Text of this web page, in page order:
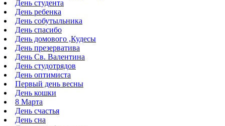
День студента
День ребенка
День собутыльника
День спасибо
День домового ,Кудесы
День презерватива
День Св. Валентина
День студотрядов
День оптимиста
Первый день весны
День кошки
8 Марта
День счастья
День сна